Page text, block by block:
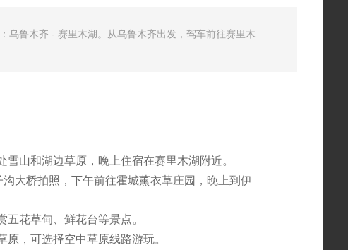
乌鲁木齐 - 赛里木湖。从乌鲁木齐出发，驾车前往赛里木
山和湖边草原，晚上住宿在赛里木湖附近。
大桥拍照，下午前往霍城薰衣草庄园，晚上到伊
花草甸、鲜花台等景点。
，可选择空中草原线路游玩。